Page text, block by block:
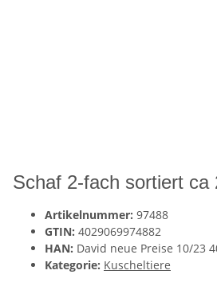
Schaf 2-fach sortiert ca
Artikelnummer: 97488
GTIN: 4029069974882
HAN: David neue Preise 10/23
Kategorie: Kuscheltiere